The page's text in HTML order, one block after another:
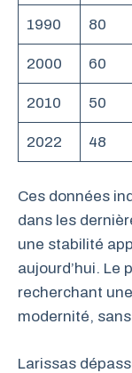
1990 80
2000 60
2010 50
2022 48
Ces données
dans les
une stabilité
aujourd’hui. Le
recherchant
modernité,
Larissas